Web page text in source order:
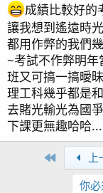
24/11/28
錄
成績比較好的
讓我想到遙遠時
都用作弊的我們
~考試不作弊明
班又可搞一搞曖
理工科幾乎都是
去賭光輸光為國
下課更無趣哈哈...
First
你